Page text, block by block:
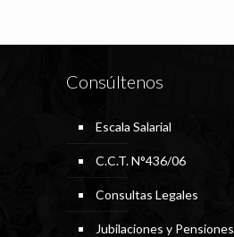
Consúltenos
Escala Salarial
C.C.T. N°436/06
Consultas Legales
Jubilaciones y Pensiones